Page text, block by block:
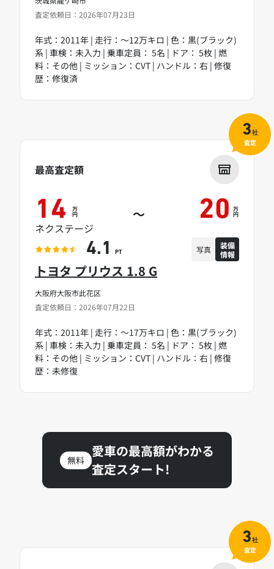
査定依頼日：2026年07月23日
年式：2011年 | 走行：～12万キロ | 色：黒(ブラック)
系 | 車検：未入力 | 乗車定員： 5名 | ドア： 5枚 | 燃
料：その他 | ミッション：CVT | ハンドル：右 | 修復
歴：修復済
大阪府大阪市此花区
査定依頼日：2026年07月22日
トヨタ プリウス 1.8 G
年式：2011年 | 走行：～17万キロ | 色：黒(ブラック)
系 | 車検：未入力 | 乗車定員： 5名 | ドア： 5枚 | 燃
料：その他 | ミッション：CVT | ハンドル：右 | 修復
歴：未修復
最高査定額
14 万
円 ～ 20 万
円
ネクステージ
4.1 PT 写真
装備
情報
3社
査定
無料
愛車の最高額がわかる
査定スタート!
3社
査定